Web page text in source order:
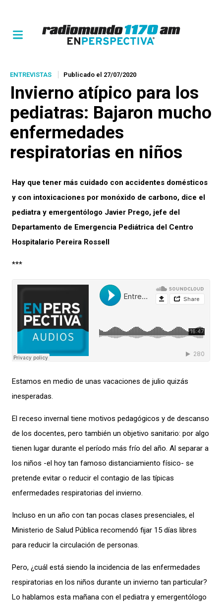
ENTREVISTAS Publicado el 27/07/2020
Invierno atípico para los
pediatras: Bajaron mucho
enfermedades
respiratorias en niños
Hay que tener más cuidado con accidentes domésticos
y con intoxicaciones por monóxido de carbono, dice el
pediatra y emergentólogo Javier Prego, jefe del
Departamento de Emergencia Pediátrica del Centro
Hospitalario Pereira Rossell
***
Estamos en medio de unas vacaciones de julio quizás
inesperadas.
El receso invernal tiene motivos pedagógicos y de descanso
de los docentes, pero también un objetivo sanitario: por algo
tienen lugar durante el período más frío del año. Al separar a
los niños -el hoy tan famoso distanciamiento físico- se
pretende evitar o reducir el contagio de las típicas
enfermedades respiratorias del invierno.
Incluso en un año con tan pocas clases presenciales, el
Ministerio de Salud Pública recomendó fijar 15 días libres
para reducir la circulación de personas.
Pero, ¿cuál está siendo la incidencia de las enfermedades
respiratorias en los niños durante un invierno tan particular?
Lo hablamos esta mañana con el pediatra y emergentólogo